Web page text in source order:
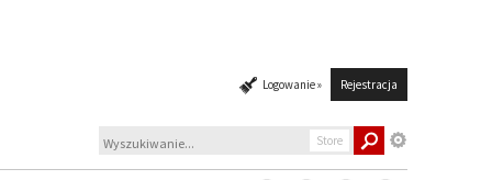
Logowanie » Rejestracja
Store